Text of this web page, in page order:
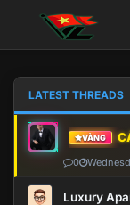
LATEST THREADS
VÀNG
0
Luxury